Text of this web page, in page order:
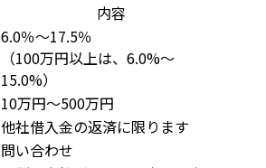
内容
6.0％～17.5％
（100万円以上は、6.0%～
15.0%）
10万円～500万円
他社借入金の返済に限ります
問い合わせ